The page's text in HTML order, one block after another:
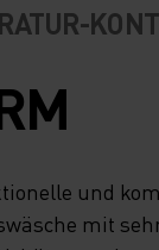
und
mit